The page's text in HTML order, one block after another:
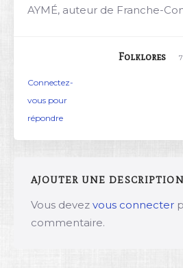
AYMÉ, auteur de Franche-
Folklores
Connectez-
vous pour
répondre
AJOUTER UNE DESCRIPTION
Vous devez vous connecter
commentaire.